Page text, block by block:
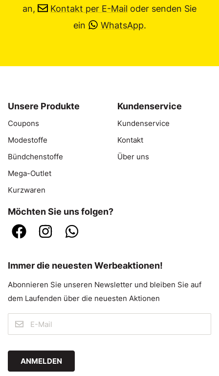
an,
Kontakt per E-Mail oder senden Sie
ein
WhatsApp.
Unsere Produkte
Coupons
Modestoffe
Bündchenstoffe
Mega-Outlet
Kurzwaren
Kundenservice
Kundenservice
Kontakt
Über uns
Möchten Sie uns folgen?
Immer die neuesten Werbeaktionen!
Abonnieren Sie unseren Newsletter und bleiben Sie auf
dem Laufenden über die neuesten Aktionen
ANMELDEN